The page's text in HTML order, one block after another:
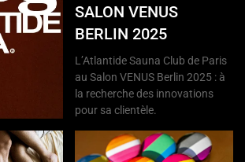
SALON VENUS
BERLIN 2025
L’Atlantide Sauna Club de Paris
au Salon VENUS Berlin 2025 : à
la recherche des innovations
pour sa clientèle.